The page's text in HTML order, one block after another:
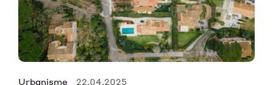
Urbanisme 22.04.2025